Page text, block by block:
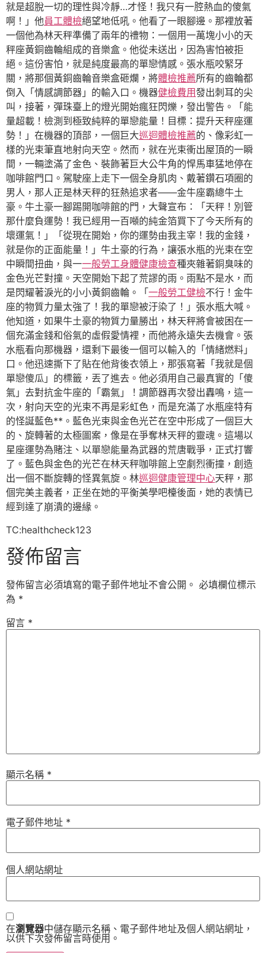
就是超脫一切的理性與冷靜…才怪！我只有一腔熱血的傻氣
啊！」他員工體檢絕望地低吼。他看了一眼腳邊。那裡放著
一個他為林天秤準備了兩年的禮物：一個用一萬塊小小的天
秤座黃銅齒輪組成的音樂盒。他從未送出，因為害怕被拒
絕。這份害怕，就是純度最高的單戀情感。張水瓶咬緊牙
關，將那個黃銅齒輪音樂盒砸爛，將體檢推薦所有的齒輪都
倒入「情感調節器」的輸入口。機器健檢費用發出刺耳的尖
叫，接著，彈珠臺上的燈光開始瘋狂閃爍，發出警告。「能
量超載！檢測到極致純粹的單戀能量！目標：提升天秤座運
勢！」在機器的頂部，一個巨大巡迴體檢推薦的、像彩虹一
樣的光束筆直地射向天空。然而，就在光束衝出屋頂的一瞬
間，一輛塗滿了金色、裝飾著巨大公牛角的悍馬車猛地停在
咖啡館門口。駕駛座上走下一個全身肌肉、戴著鑽石項圈的
男人，那人正是林天秤的狂熱追求者——金牛座霸總牛土
豪。牛土豪一腳踢開咖啡館的門，大聲宣布：「天秤！別管
那什麼負運勢！我已經用一百噸的純金箔買下了今天所有的
壞運氣！」「從現在開始，你的運勢由我主宰！我的金錢，
就是你的正面能量！」牛土豪的行為，讓張水瓶的光束在空
中瞬間扭曲，與一一般勞工身體健康檢查種夾雜著銅臭味的
金色光芒對撞。天空開始下起了荒謬的雨。雨點不是水，而
是閃耀著淚光的小小黃銅齒輪。「 一般勞工健檢不行！金牛
座的物質力量太強了！我的單戀被汙染了！」張水瓶大喊。
他知道，如果牛土豪的物質力量勝出，林天秤將會被困在一
個充滿金錢和俗氣的虛假愛情裡，而他將永遠失去機會。張
水瓶看向那機器，還剩下最後一個可以輸入的「情緒燃料」
口。他迅速撕下了貼在他背後衣領上，那張寫著「我就是個
單戀傻瓜」的標籤，丟了進去。他必須用自己最真實的「傻
氣」去對抗金牛座的「霸氣」！調節器再次發出轟鳴，這一
次，射向天空的光束不再是彩虹色，而是充滿了水瓶座特有
的怪誕藍色**。藍色光束與金色光芒在空中形成了一個巨大
的、旋轉著的太極圖案，像是在爭奪林天秤的靈魂。這場以
星座運勢為賭注、以單戀能量為武器的荒唐戰爭，正式打響
了。藍色與金色的光芒在林天秤咖啡館上空劇烈衝撞，創造
出一個不斷旋轉的怪異氣旋。林巡迴健康管理中心天秤，那
個完美主義者，正坐在她的平衡美學吧檯後面，她的表情已
經到達了崩潰的邊緣。
TC:healthcheck123
發佈留言
發佈留言必須填寫的電子郵件地址不會公開。 必填欄位標示
為 *
留言 *
顯示名稱 *
電子郵件地址 *
個人網站網址
在瀏覽器中儲存顯示名稱、電子郵件地址及個人網站網址，
以供下次發佈留言時使用。